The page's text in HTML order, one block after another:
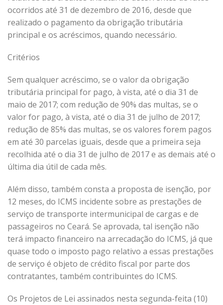
ocorridos até 31 de dezembro de 2016, desde que
realizado o pagamento da obrigação tributária
principal e os acréscimos, quando necessário.
Critérios
Sem qualquer acréscimo, se o valor da obrigação
tributária principal for pago, à vista, até o dia 31 de
maio de 2017; com redução de 90% das multas, se o
valor for pago, à vista, até o dia 31 de julho de 2017;
redução de 85% das multas, se os valores forem pagos
em até 30 parcelas iguais, desde que a primeira seja
recolhida até o dia 31 de julho de 2017 e as demais até o
última dia útil de cada mês.
Além disso, também consta a proposta de isenção, por
12 meses, do ICMS incidente sobre as prestações de
serviço de transporte intermunicipal de cargas e de
passageiros no Ceará. Se aprovada, tal isenção não
terá impacto financeiro na arrecadação do ICMS, já que
quase todo o imposto pago relativo a essas prestações
de serviço é objeto de crédito fiscal por parte dos
contratantes, também contribuintes do ICMS.
Os Projetos de Lei assinados nesta segunda-feita (10)